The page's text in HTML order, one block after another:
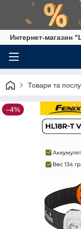
Интернет-магазин
Товари та
–4%